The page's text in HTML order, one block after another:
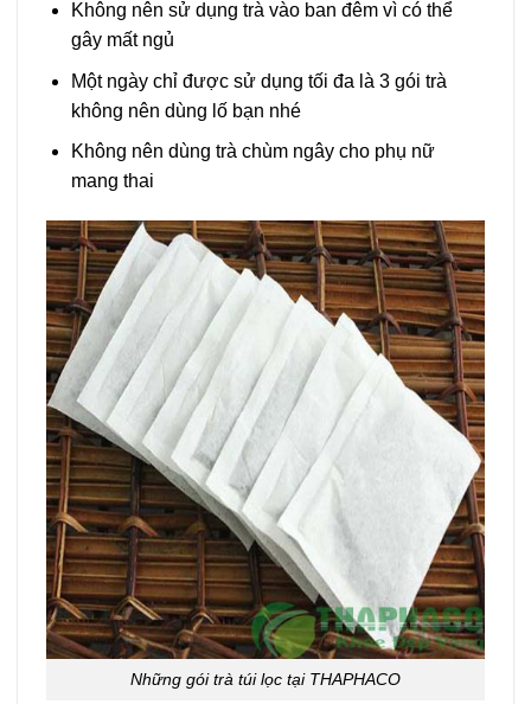
Không nên sử dụng trà vào ban đêm vì có thể
gây mất ngủ
Một ngày chỉ được sử dụng tối đa là 3 gói trà
không nên dùng lố bạn nhé
Không nên dùng trà chùm ngây cho phụ nữ
mang thai
Những gói trà túi lọc tại THAPHACO